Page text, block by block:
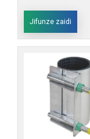
Jifunze zaidi